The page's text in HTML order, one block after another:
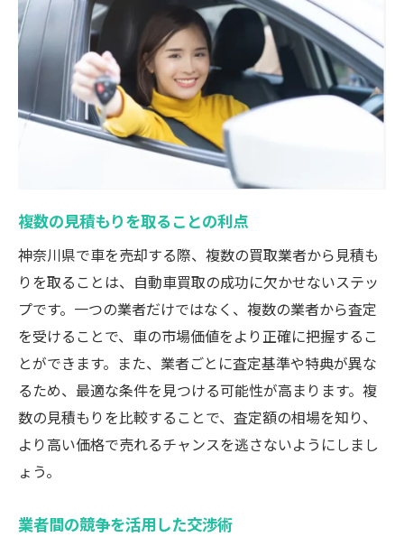
複数の見積もりを取ることの利点
神奈川県で車を売却する際、複数の買取業者から見積も
りを取ることは、自動車買取の成功に欠かせないステッ
プです。一つの業者だけではなく、複数の業者から査定
を受けることで、車の市場価値をより正確に把握するこ
とができます。また、業者ごとに査定基準や特典が異な
るため、最適な条件を見つける可能性が高まります。複
数の見積もりを比較することで、査定額の相場を知り、
より高い価格で売れるチャンスを逃さないようにしまし
ょう。
業者間の競争を活用した交渉術